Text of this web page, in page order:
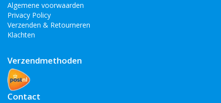
Algemene voorwaarden
Privacy Policy
Verzenden & Retourneren
Klachten
Verzendmethoden
Contact